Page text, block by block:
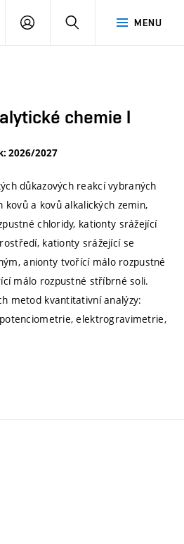
MENU
PŘIHLÁSIT
chemie I
2026/2027
důkazových reakcí vybraných
a kovů alkalických zemin,
chloridy, kationty srážející
kationty srážející se
anionty tvořící málo rozpustné
málo rozpustné stříbrné soli.
metod kvantitativní analýzy:
elektrogravimetrie,